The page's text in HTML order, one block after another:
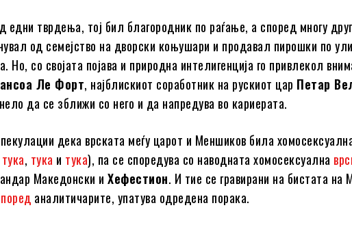
едни тврдења, тој бил благородник по раѓање, а според многу
од семејство на дворски коњушари и продавал пирошки по
Но, со својата појава и природна интелигенција го привлекол
Ле Форт, најблискиот соработник на рускиот цар Петар
да се зближи со него и да напредува во кариерата.
дека врската меѓу царот и Меншиков била
тука, тука и тука), па се споредува со наводната хомосексуална
Македонски иХефестион. И тие се гравирани на бистата на
аналитичарите, упатува одредена порака.